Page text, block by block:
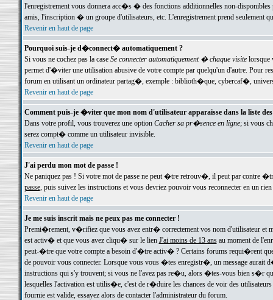
l'enregistrement vous donnera acc�s � des fonctions additionnelles non-
amis, l'inscription � un groupe d'utilisateurs, etc. L'enregistrement prend seulement
Revenir en haut de page
Pourquoi suis-je d�connect� automatiquement ?
Si vous ne cochez pas la case Se connecter automatiquement � chaque visitelorsque
permet d'�viter une utilisation abusive de votre compte par quelqu'un d'autre. Pour
forum en utilisant un ordinateur partag�, exemple : biblioth�que, cybercaf�,
Revenir en haut de page
Comment puis-je �viter que mon nom d'utilisateur apparaisse dans la liste
Dans votre profil, vous trouverez une option Cacher sa pr�sence en ligne; si vous
serez compt� comme un utilisateur invisible.
Revenir en haut de page
J'ai perdu mon mot de passe !
Ne paniquez pas ! Si votre mot de passe ne peut �tre retrouv�, il peut par contre
passe, puis suivez les instructions et vous devriez pouvoir vous reconnecter en un rien
Revenir en haut de page
Je me suis inscrit mais ne peux pas me connecter !
Premi�rement, v�rifiez que vous avez entr� correctement vos nom d'utilisateur
est activ� et que vous avez cliqu� sur le lien J'ai moins de 13 ansau moment de
peut-�tre que votre compte a besoin d'�tre activ� ? Certains forums requi�rent
de pouvoir vous connecter. Lorsque vous vous �tes enregistr�, un message aurait
instructions qui s'y trouvent; si vous ne l'avez pas re�u, alors �tes-vous bien s�r
lesquelles l'activation est utilis�e, c'est de r�duire les chances de voir des
fournie est valide, essayez alors de contacter l'administrateur du forum.